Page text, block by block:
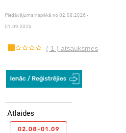
Piedāvājums ir spēkā no 02.08.2026 -
01.09.2026
( 1 ) atsauksmes
Atlaides
02.08-01.09